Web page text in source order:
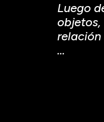
Luego
objetos,
relación
…